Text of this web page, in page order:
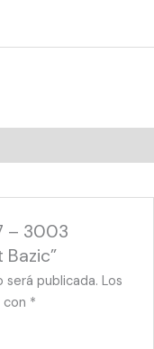
– 3003
publicada. Los
*